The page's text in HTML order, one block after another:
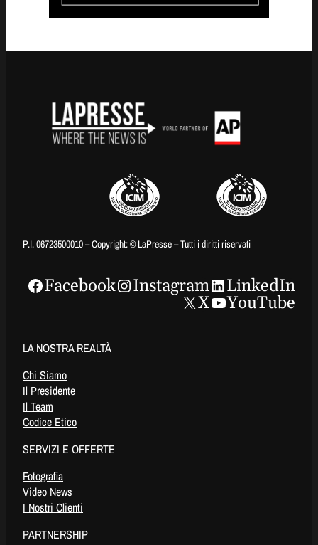
P.I. 06723500010 – Copyright: © LaPresse – Tutti i diritti riservati
Facebook Instagram
LinkedIn
X
YouTube
LA NOSTRA REALTÀ
Chi Siamo
Il Presidente
Il Team
Codice Etico
SERVIZI E OFFERTE
Fotografia
Video News
I Nostri Clienti
PARTNERSHIP